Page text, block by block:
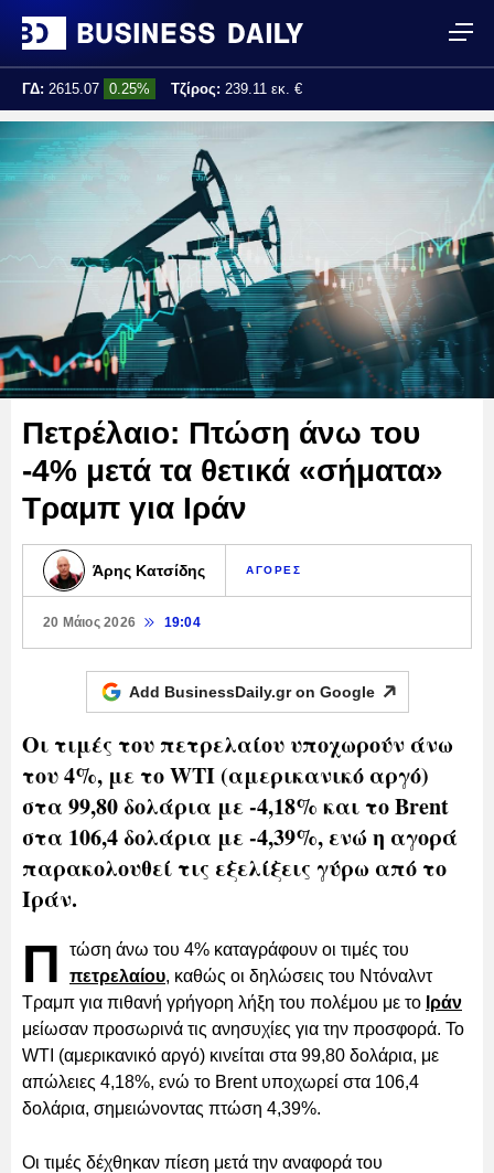
ΓΔ: 2615.07 0.25% Τζίρος: 239.11 εκ. €
Τελ. ενημέρωση:
Πετρέλαιο: Πτώση άνω του
-4% μετά τα θετικά «σήματα»
Τραμπ για Ιράν
Άρης Κατσίδης ΑΓΟΡΕΣ
20 Μάιος 2026 19:04
Add BusinessDaily.gr on Google
Οι τιμές του πετρελαίου υποχωρούν άνω
του 4%, με το WTI (αμερικανικό αργό)
στα 99,80 δολάρια με -4,18% και το Brent
στα 106,4 δολάρια με -4,39%, ενώ η αγορά
παρακολουθεί τις εξελίξεις γύρω από το
Ιράν.
Π
τώση άνω του 4% καταγράφουν οι τιμές του
πετρελαίου, καθώς οι δηλώσεις του Ντόναλντ
Τραμπ για πιθανή γρήγορη λήξη του πολέμου με το Ιράν
μείωσαν προσωρινά τις ανησυχίες για την προσφορά. Το
WTI (αμερικανικό αργό) κινείται στα 99,80 δολάρια, με
απώλειες 4,18%, ενώ το Brent υποχωρεί στα 106,4
δολάρια, σημειώνοντας πτώση 4,39%.
Οι τιμές δέχθηκαν πίεση μετά την αναφορά του